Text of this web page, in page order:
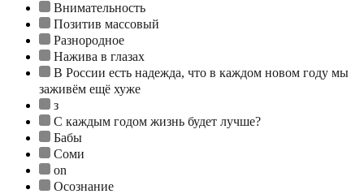
Внимательность
Позитив массовый
Разнородное
Нажива в глазах
В России есть надежда, что в каждом новом году мы
заживём ещё хуже
з
С каждым годом жизнь будет лучше?
Бабы
Соми
on
Осознание